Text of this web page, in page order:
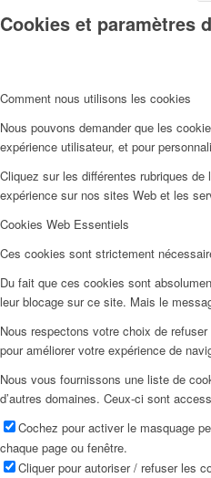
Cookies et paramètres
Comment nous utilisons les cookies
Nous pouvons demander que les
expérience utilisateur, et pour
Cliquez sur les différentes rubriques
expérience sur nos sites Web et les
Cookies Web Essentiels
Ces cookies sont strictement
Du fait que ces cookies sont
leur blocage sur ce site. Mais le
Nous respectons votre choix de
pour améliorer votre expérience de
Nous vous fournissons une liste de
d’autres domaines. Ceux-ci sont
Cochez pour activer le masquage
chaque page ou fenêtre.
Cliquer pour autoriser / refuser les